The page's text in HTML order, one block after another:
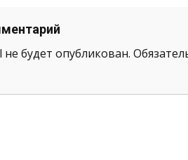
будет опубликован.